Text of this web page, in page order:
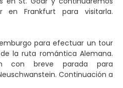
en Frankfurt para visitarla.
para efectuar un tour
la ruta romántica Alemana.
con breve parada para
Continuación a